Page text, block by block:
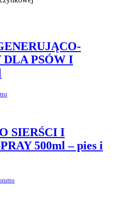
DLA PSÓW I
SIERŚCI I
500ml – pies i